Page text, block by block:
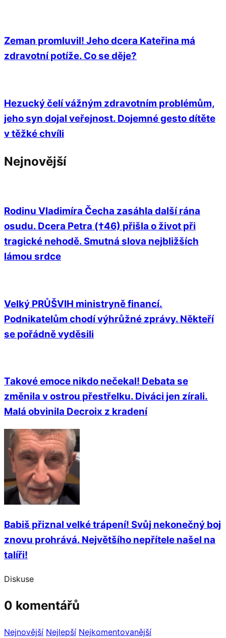
Zeman promluvil! Jeho dcera Kateřina má
zdravotní potíže. Co se děje?
Hezucký čelí vážným zdravotním problémům,
jeho syn dojal veřejnost. Dojemné gesto dítěte
v těžké chvíli
Nejnovější
Rodinu Vladimíra Čecha zasáhla další rána
osudu. Dcera Petra (†46) přišla o život při
tragické nehodě. Smutná slova nejbližších
lámou srdce
Velký PRŮŠVIH ministryně financí.
Podnikatelům chodí výhrůžné zprávy. Někteří
se pořádně vyděsili
Takové emoce nikdo nečekal! Debata se
změnila v ostrou přestřelku. Diváci jen zírali.
Malá obvinila Decroix z kradení
Babiš přiznal velké trápení! Svůj nekonečný boj
znovu prohrává. Největšího nepřítele našel na
talíři!
Diskuse
0 komentářů
Nejnovější Nejlepší Nejkomentovanější